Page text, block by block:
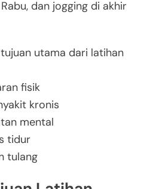
dan jogging di akhir
utama dari latihan
fisik
kronis
mental
tidur
tulang